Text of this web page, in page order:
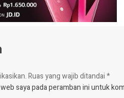
Ruas yang wajib ditandai*
saya pada peramban ini untuk